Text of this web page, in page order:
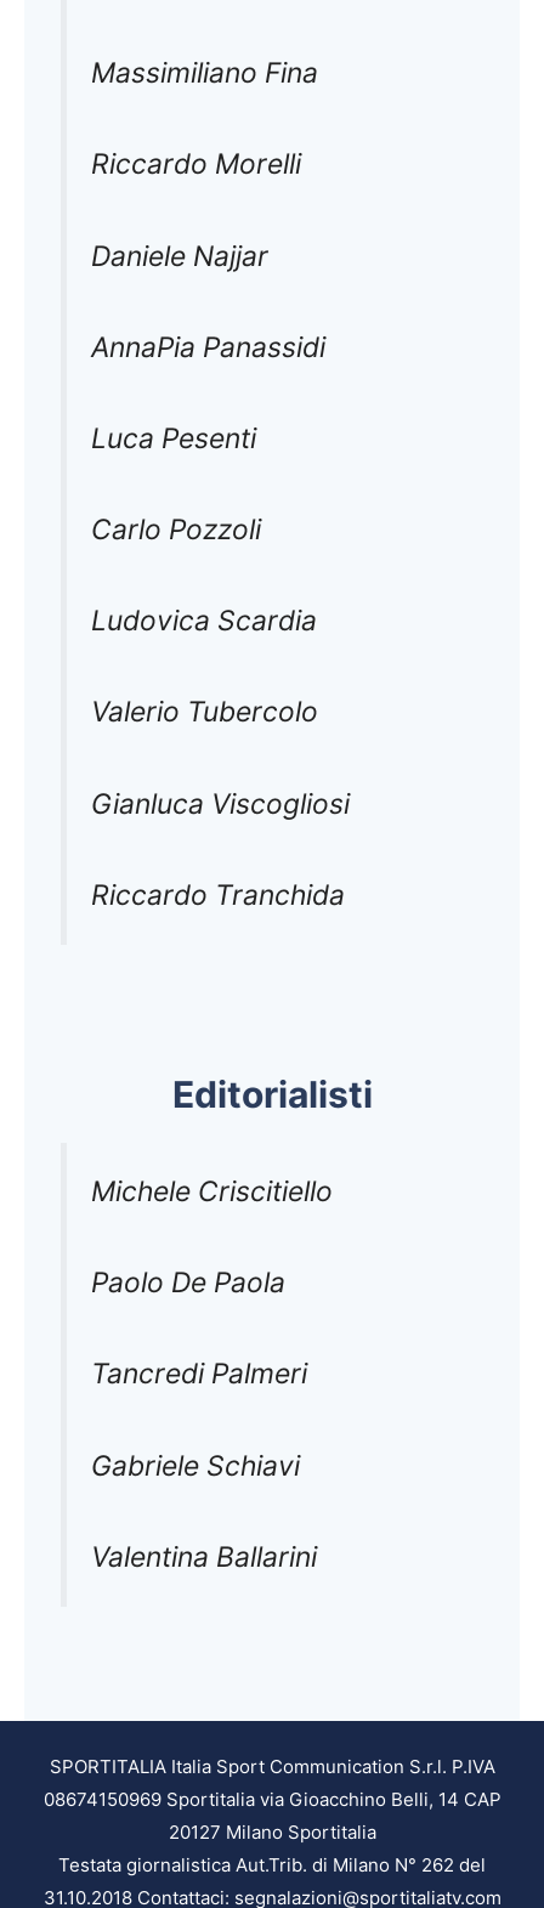
Massimiliano Fina
Riccardo Morelli
Daniele Najjar
AnnaPia Panassidi
Luca Pesenti
Carlo Pozzoli
Ludovica Scardia
Valerio Tubercolo
Gianluca Viscogliosi
Riccardo Tranchida
Editorialisti
Michele Criscitiello
Paolo De Paola
Tancredi Palmeri
Gabriele Schiavi
Valentina Ballarini
SPORTITALIA Italia Sport Communication S.r.l. P.IVA
08674150969 Sportitalia via Gioacchino Belli, 14 CAP
20127 Milano Sportitalia
Testata giornalistica Aut.Trib. di Milano N° 262 del
31.10.2018 Contattaci: segnalazioni@sportitaliatv.com